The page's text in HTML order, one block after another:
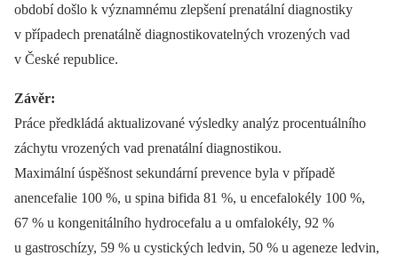
období došlo k významnému zlepšení prenatální diagnostiky
v případech prenatálně diagnostikovatelných vrozených vad
v České republice.
Závěr:
Práce předkládá aktualizované výsledky analýz procentuálního
záchytu vrozených vad prenatální diagnostikou.
Maximální úspěšnost sekundární prevence byla v případě
anencefalie 100 %, u spina bifida 81 %, u encefalokély 100 %,
67 % u kongenitálního hydrocefalu a u omfalokély, 92 %
u gastroschízy, 59 % u cystických ledvin, 50 % u ageneze ledvin,